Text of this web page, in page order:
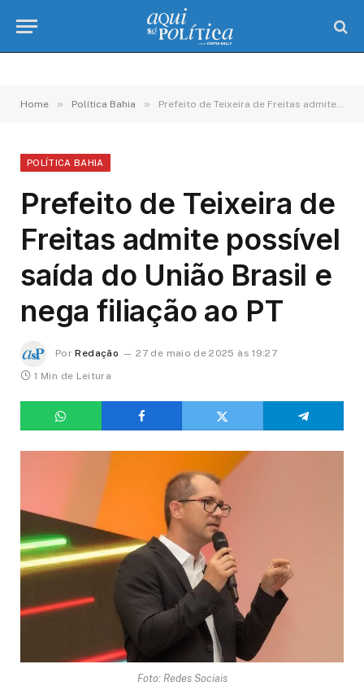
Home » Política Bahia » Prefeito de Teixeira de Freitas admite possível saída do União Brasil e nega filiação ao PT
POLÍTICA BAHIA
Prefeito de Teixeira de
Freitas admite possível
saída do União Brasil e
nega filiação ao PT
Por Redação
27 de maio de 2025 às 19:27
1 Min de Leitura
Foto: Redes Sociais